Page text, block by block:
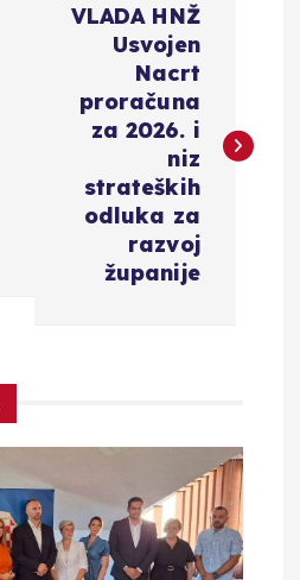
VLADA HNŽ
Usvojen
Nacrt
proračuna
za 2026. i
niz
strateških
odluka za
razvoj
županije